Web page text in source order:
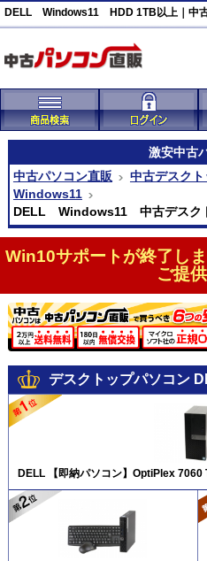
激安中古
中古パソコン直販
中古デスク
Windows11
DELL Windows11 中古デスク
Win10サポートが終了し
ご提
デスクトップパソコン
DELL 【即納パソコン】OptiPlex